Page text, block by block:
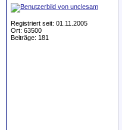
Registriert seit: 01.11.2005
Ort: 63500
Beiträge: 181